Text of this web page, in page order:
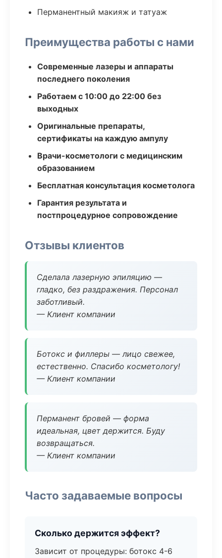
Перманентный макияж и татуаж
Преимущества работы с нами
Современные лазеры и аппараты
последнего поколения
Работаем с 10:00 до 22:00 без
выходных
Оригинальные препараты,
сертификаты на каждую ампулу
Врачи-косметологи с медицинским
образованием
Бесплатная консультация косметолога
Гарантия результата и
постпроцедурное сопровождение
Отзывы клиентов
Сделала лазерную эпиляцию —
гладко, без раздражения. Персонал
заботливый.
— Клиент компании
Ботокс и филлеры — лицо свежее,
естественно. Спасибо косметологу!
— Клиент компании
Перманент бровей — форма
идеальная, цвет держится. Буду
возвращаться.
— Клиент компании
Часто задаваемые вопросы
Сколько держится эффект?
Зависит от процедуры: ботокс 4-6